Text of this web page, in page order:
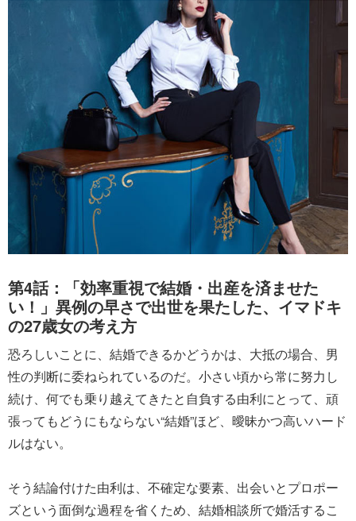
第4話：「効率重視で結婚・出産を済ませた
い！」異例の早さで出世を果たした、イマドキ
の27歳女の考え方
恐ろしいことに、結婚できるかどうかは、大抵の場合、男
性の判断に委ねられているのだ。小さい頃から常に努力し
続け、何でも乗り越えてきたと自負する由利にとって、頑
張ってもどうにもならない“結婚”ほど、曖昧かつ高いハード
ルはない。
そう結論付けた由利は、不確定な要素、出会いとプロポー
ズという面倒な過程を省くため、結婚相談所で婚活するこ